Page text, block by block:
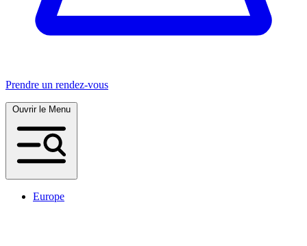
Prendre un rendez-vous
Europe